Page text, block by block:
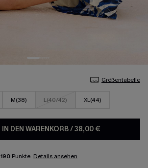
Größentabelle
M(38) L(40/42) XL(44)
IN DEN WARENKORB/38,00 €
190 Punkte. Details ansehen